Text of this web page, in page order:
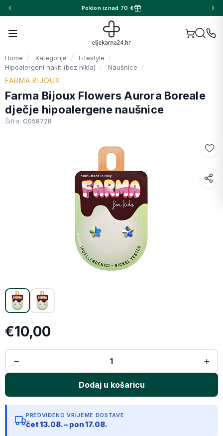
Poklon iznad 70 €
Home Kategorije
Lifestyle
Hipoalergeni nakit (bez nikla)
Naušnice
FARMA BIJOUX
Farma Bijoux Flowers Aurora Boreale
dječje hipoalergene naušnice
Šifra: C058728
Facebook
WhatsApp
X (Twitter)
Kopiraj link
€10,00
PREDVIĐENO VRIJEME DOSTAVE
čet 13.08. – pon 17.08.